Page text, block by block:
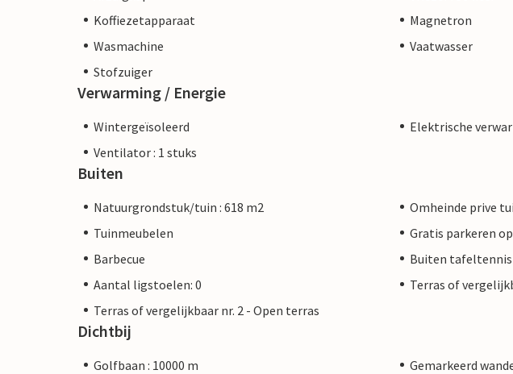
Koffiezetapparaat
Magnetron
Wasmachine
Vaatwasser
Stofzuiger
Verwarming / Energie
Wintergeïsoleerd
Elektrische
Ventilator : 1 stuks
Buiten
Natuurgrondstuk/tuin : 618 m2
Omheinde prive
Tuinmeubelen
Gratis parkeren
Barbecue
Buiten tafeltennis
Aantal ligstoelen: 0
Terras of
Terras of vergelijkbaar nr. 2 - Open terras
Dichtbij
Golfbaan : 10000 m
Gemarkeerd